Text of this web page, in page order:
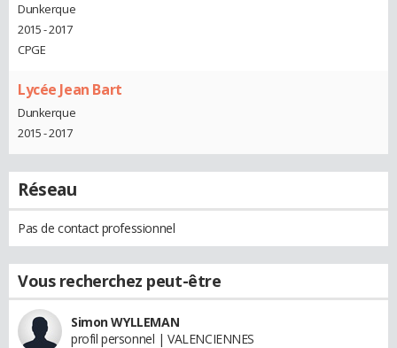
Dunkerque
2015 - 2017
CPGE
Lycée Jean Bart
Dunkerque
2015 - 2017
Réseau
Pas de contact professionnel
Vous recherchez peut-être
Simon WYLLEMAN
profil personnel | VALENCIENNES